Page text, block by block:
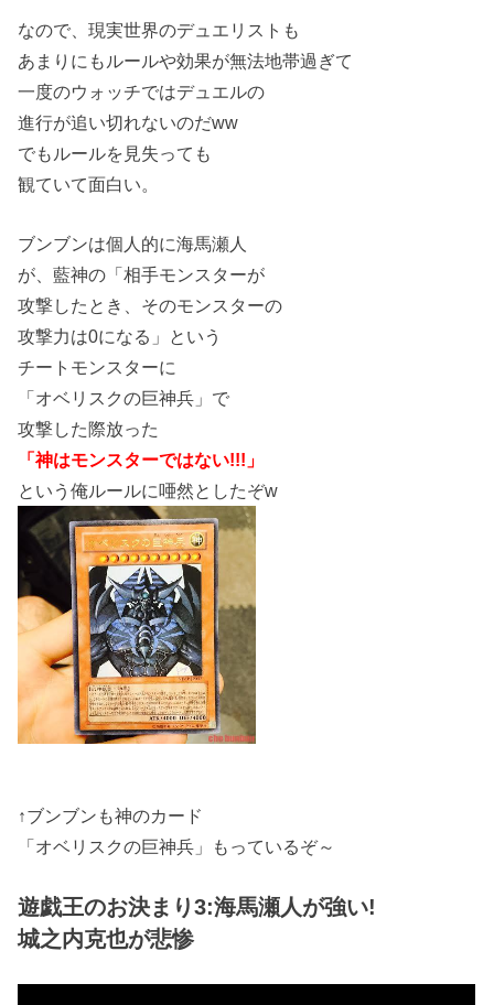
なので、現実世界のデュエリストも
あまりにもルールや効果が無法地帯過ぎて
一度のウォッチではデュエルの
進行が追い切れないのだww
でもルールを見失っても
観ていて面白い。
ブンブンは個人的に海馬瀬人
が、藍神の「相手モンスターが
攻撃したとき、そのモンスターの
攻撃力は0になる」という
チートモンスターに
「オベリスクの巨神兵」で
攻撃した際放った
「神はモンスターではない!!!」
という俺ルールに唖然としたぞw
↑ブンブンも神のカード
「オベリスクの巨神兵」もっているぞ～
遊戯王のお決まり3:海馬瀬人が強い!
城之内克也が悲惨